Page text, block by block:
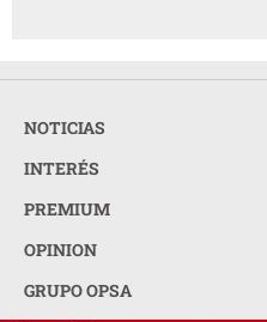
NOTICIAS
INTERÉS
PREMIUM
OPINION
GRUPO OPSA